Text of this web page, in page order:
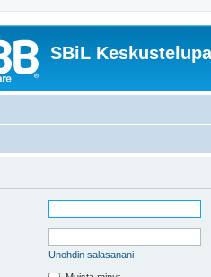
SBiL
Unohdin salasanani